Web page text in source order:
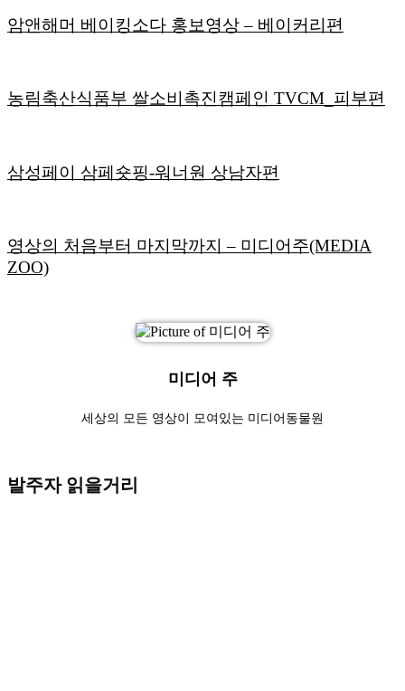
암앤해머 베이킹소다 홍보영상 – 베이커리편
농림축산식품부 쌀소비촉진캠페인 TVCM_피부편
삼성페이 삼페숏핑-워너원 상남자편
영상의 처음부터 마지막까지 – 미디어주(MEDIA
ZOO)
미디어 주
세상의 모든 영상이 모여있는 미디어동물원
발주자 읽을거리